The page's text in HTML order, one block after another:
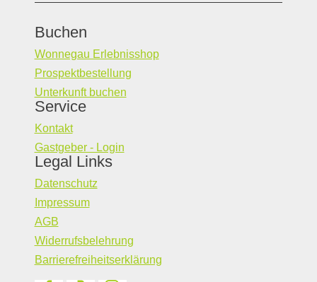
Buchen
Wonnegau Erlebnisshop
Prospektbestellung
Unterkunft buchen
Service
Kontakt
Gastgeber - Login
Legal Links
Datenschutz
Impressum
AGB
Widerrufsbelehrung
Barrierefreiheitserklärung